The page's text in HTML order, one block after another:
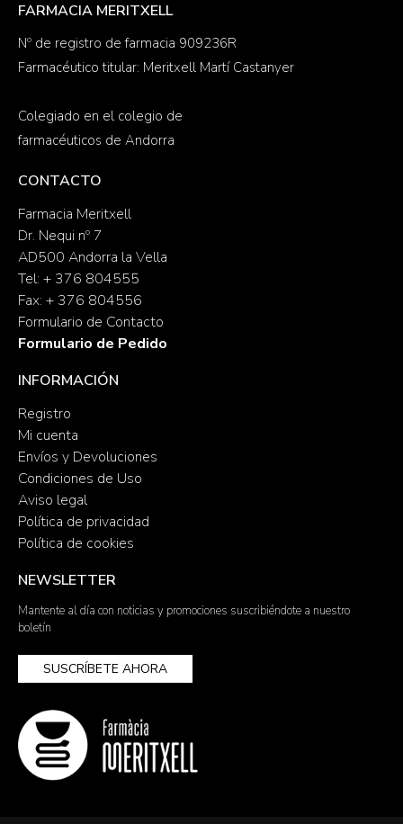
FARMACIA MERITXELL
Nº de registro de farmacia 909236R
Farmacéutico titular: Meritxell Martí Castanyer
Colegiado en el colegio de
farmacéuticos de Andorra
CONTACTO
Farmacia Meritxell
Dr. Nequi nº 7
AD500 Andorra la Vella
Tel: + 376 804555
Fax: + 376 804556
Formulario de Contacto
Formulario de Pedido
INFORMACIÓN
Registro
Mi cuenta
Envíos y Devoluciones
Condiciones de Uso
Aviso legal
Política de privacidad
Política de cookies
NEWSLETTER
Mantente al día con noticias y promociones suscribiéndote a nuestro
boletín
SUSCRÍBETE AHORA